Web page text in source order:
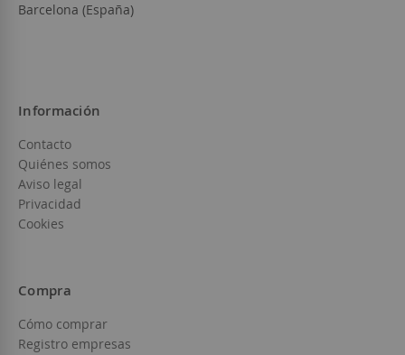
Barcelona (España)
Información
Contacto
Quiénes somos
Aviso legal
Privacidad
Cookies
Compra
Cómo comprar
Registro empresas